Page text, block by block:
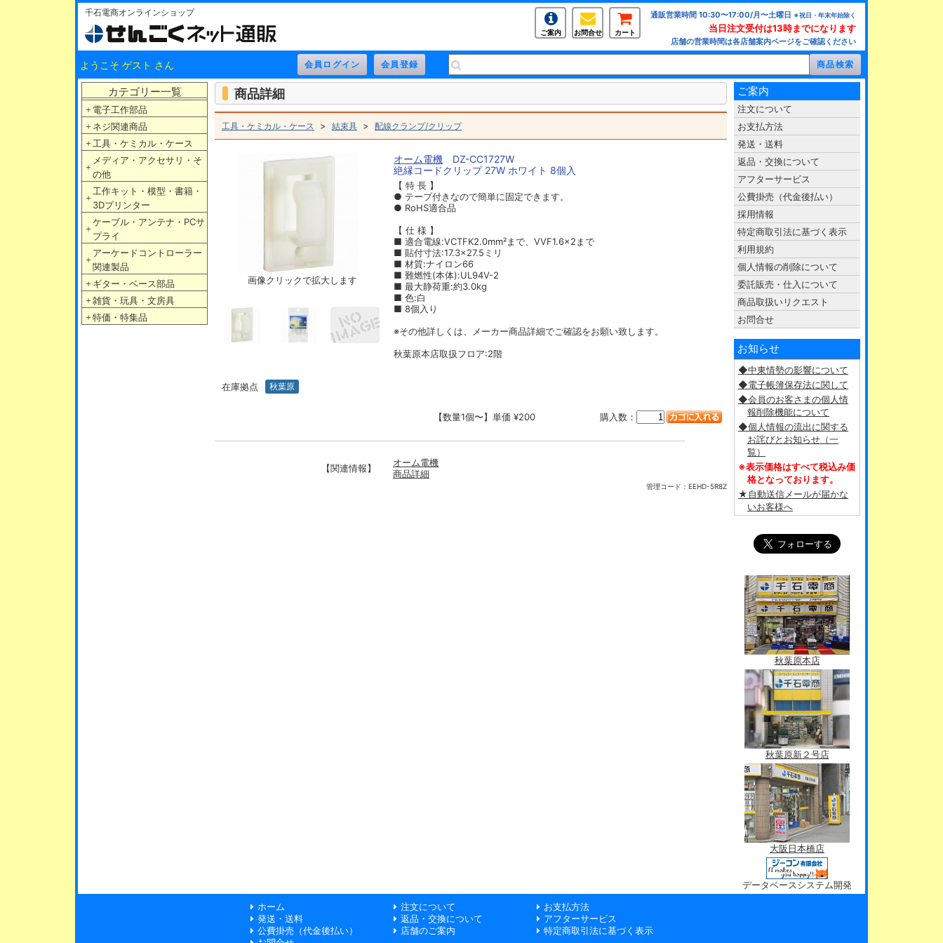
千石電商オンラインショップ
ご案内 お問合せ カート
通販営業時間 10:30〜17:00/月〜土曜日 ※祝日・年末年始除く
当日注文受付は13時までになります
店舗の営業時間は各店舗案内ページをご確認ください
ようこそ ゲスト さん
カテゴリー一覧
＋ 電子工作部品
＋ ネジ関連商品
＋ 工具・ケミカル・ケース
＋
メディア・アクセサリ・そ
の他
＋
工作キット・模型・書籍・
3Dプリンター
＋
ケーブル・アンテナ・PCサ
プライ
＋
アーケードコントローラー
関連製品
＋ ギター・ベース部品
＋ 雑貨・玩具・文房具
＋ 特価・特集品
商品詳細
工具・ケミカル・ケース > 結束具 > 配線クランプ/クリップ
画像クリックで拡大します
オーム電機 DZ-CC1727W
絶縁コードクリップ 27W ホワイト 8個入
【 特 長 】
● テープ付きなので簡単に固定できます。
● RoHS適合品
【 仕 様 】
■ 適合電線:VCTFK2.0mm²まで、VVF1.6×2まで
■ 貼付寸法:17.3×27.5ミリ
■ 材質:ナイロン66
■ 難燃性(本体):UL94V-2
■ 最大静荷重:約3.0kg
■ 色:白
■ 8個入り
※その他詳しくは、メーカー商品詳細でご確認をお願い致します。
秋葉原本店取扱フロア:2階
在庫拠点 秋葉原
【数量1個〜】単価 ¥200 購入数：
【関連情報】
オーム電機
商品詳細
管理コード： EEHD-5R8Z
ご案内
注文について
お支払方法
発送・送料
返品・交換について
アフターサービス
公費掛売（代金後払い）
採用情報
特定商取引法に基づく表示
利用規約
個人情報の削除について
委託販売・仕入について
商品取扱いリクエスト
お問合せ
お知らせ
◆中東情勢の影響について
◆電子帳簿保存法に関して
◆会員のお客さまの個人情
報削除機能について
◆個人情報の流出に関する
お詫びとお知らせ（一
覧）
※表示価格はすべて税込み価
格となっております。
★自動送信メールが届かな
いお客様へ
秋葉原本店
秋葉原新２号店
大阪日本橋店
データベースシステム開発
ホーム
注文について
お支払方法
発送・送料
返品・交換について
アフターサービス
公費掛売（代金後払い）
店舗のご案内
特定商取引法に基づく表示